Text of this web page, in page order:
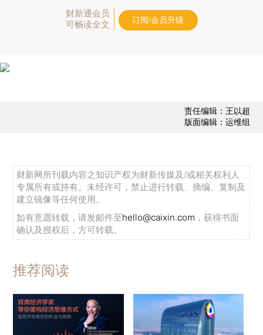
财新通会员
可畅读全文
订阅/会员升级
责任编辑：王以超
版面编辑：运维组
财新网所刊载内容之知识产权为财新传媒及/或相关权利人
专属所有或持有。未经许可，禁止进行转载、摘编、复制及
建立镜像等任何使用。
如有意愿转载，请发邮件至hello@caixin.com ，获得书面
确认及授权后，方可转载。
推荐阅读